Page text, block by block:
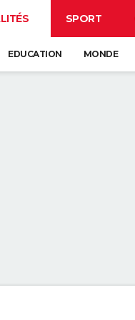
SPORT
EDUCATION MONDE